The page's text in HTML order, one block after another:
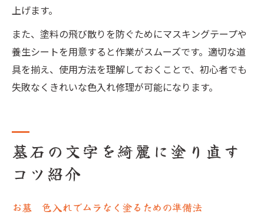
上げます。
また、塗料の飛び散りを防ぐためにマスキングテープや
養生シートを用意すると作業がスムーズです。適切な道
具を揃え、使用方法を理解しておくことで、初心者でも
失敗なくきれいな色入れ修理が可能になります。
墓石の文字を綺麗に塗り直す
コツ紹介
お墓 色入れでムラなく塗るための準備法